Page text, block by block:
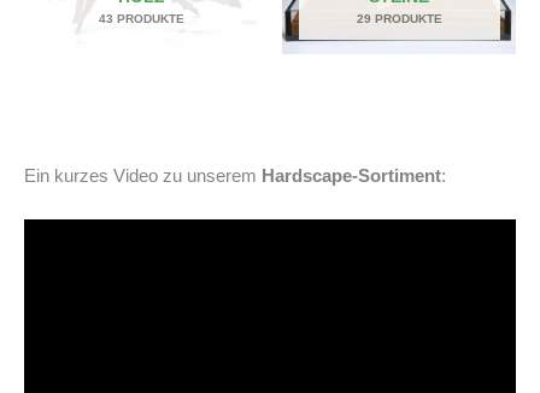
43 PRODUKTE 29 PRODUKTE
Ein kurzes Video zu unserem Hardscape-Sortiment: